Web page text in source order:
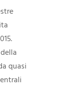
quasi